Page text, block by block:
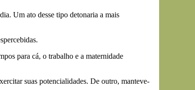
Um ato desse tipo detonaria a mais
para cá, o trabalho e a maternidade
suas potencialidades. De outro, manteve-